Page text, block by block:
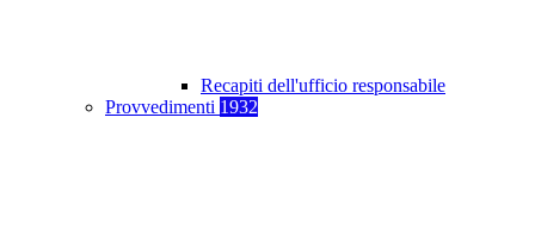
Recapiti dell'ufficio responsabile
Provvedimenti 1932